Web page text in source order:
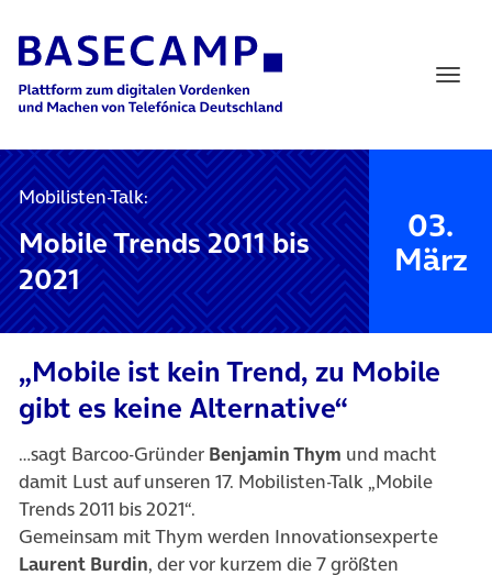
Main Navigation
Mobilisten-Talk:
Mobile Trends 2011 bis
2021
03.
März
„Mobile ist kein Trend, zu Mobile
gibt es keine Alternative“
…sagt Barcoo-Gründer Benjamin Thym und macht
damit Lust auf unseren 17. Mobilisten-Talk „Mobile
Trends 2011 bis 2021“.
Gemeinsam mit Thym werden Innovationsexperte
Laurent Burdin, der vor kurzem die 7 größten